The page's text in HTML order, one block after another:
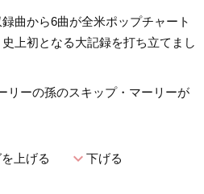
曲から6曲が全米ポップチャート
上初となる大記録を打ち立てまし
リーの孫のスキップ・マーリーが
上げる expand_more下げる